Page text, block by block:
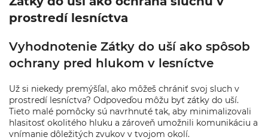
prostredí lesníctva
Vyhodnotenie Zátky do uší ako spôsob
ochrany pred hlukom v lesníctve
Už si niekedy premýšľal, ako môžeš chrániť svoj sluch v
prostredí lesníctva? Odpoveďou môžu byť zátky do uší.
Tieto malé pomôcky sú navrhnuté tak, aby minimalizovali
hlasitosť okolitého hluku a zároveň umožnili komunikáciu a
vnímanie dôležitých zvukov v tvojom okolí.